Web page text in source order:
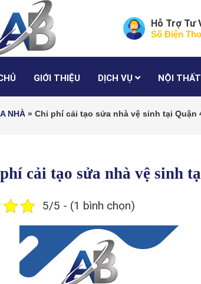
Hỗ Trợ Tư
Số Điện
GIỚI THIỆU DỊCH VỤ NỘI THẤT
NHÀ » Chi phí cải tạo sửa nhà vệ sinh tại Quận
cải tạo sửa nhà vệ sinh
5/5 - (1 bình chọn)